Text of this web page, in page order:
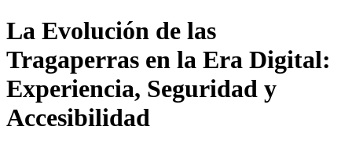
La Evolución de las
Tragaperras en la Era Digital:
Experiencia, Seguridad y
Accesibilidad